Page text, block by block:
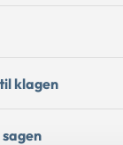
klagen